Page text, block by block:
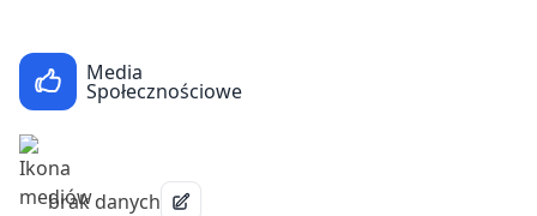
Media
Społecznościowe
brak danych